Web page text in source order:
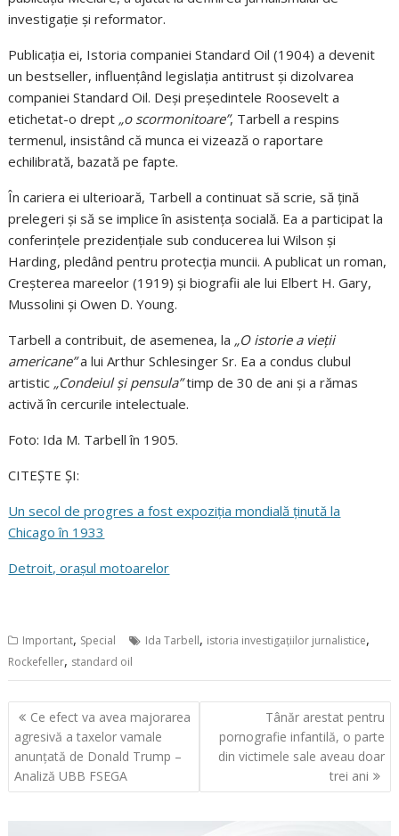
investigație și reformator.
Publicația ei, Istoria companiei Standard Oil (1904) a devenit
un bestseller, influențând legislația antitrust și dizolvarea
companiei Standard Oil. Deși președintele Roosevelt a
etichetat-o ​​drept „o scormonitoare”, Tarbell a respins
termenul, insistând că munca ei vizează o raportare
echilibrată, bazată pe fapte.
În cariera ei ulterioară, Tarbell a continuat să scrie, să țină
prelegeri și să se implice în asistența socială. Ea a participat la
conferințele prezidențiale sub conducerea lui Wilson și
Harding, pledând pentru protecția muncii. A publicat un roman,
Creșterea mareelor (1919) și biografii ale lui Elbert H. Gary,
Mussolini și Owen D. Young.
Tarbell a contribuit, de asemenea, la „O istorie a vieții
americane”a lui Arthur Schlesinger Sr. Ea a condus clubul
artistic „Condeiul și pensula”timp de 30 de ani și a rămas
activă în cercurile intelectuale.
Foto: Ida M. Tarbell în 1905.
CITEȘTE ȘI:
Un secol de progres a fost expoziția mondială ținută la
Chicago în 1933
Detroit, orașul motoarelor
Important, Special Ida Tarbell, istoria investigațiilor jurnalistice,
Rockefeller, standard oil
Navigare
în
articole
Ce efect va avea majorarea
agresivă a taxelor vamale
anunțată de Donald Trump –
Analiză UBB FSEGA
Tânăr arestat pentru
pornografie infantilă, o parte
din victimele sale aveau doar
trei ani